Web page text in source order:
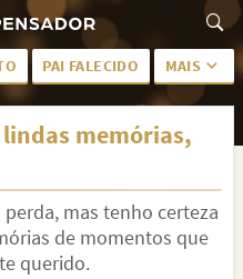
PAI FALECIDO MAIS
PALAVRAS
DESCANSE EM PAZ
PÊSAMES PARA AMIGO
FIM DE NAMORO
lindas memórias,
mas tenho certeza
de momentos que
querido.